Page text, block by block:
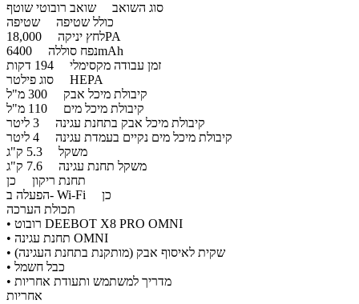
סוג השואב שואב רובוטי שוטף
כולל שטיפה שטיפה
לחץ יניקה18,000PA
נפח סוללה6400mAh
זמן עבודה מקסימלי
סוג פילטר HEPA
קיבולת מיכל אבק
קיבולת מיכל מים
קיבולת מיכל אבק בתחנת עגינה
קיבולת מיכל מים נקיים בעמדת עגינה
משקל
משקל תחנת עגינה
תחנת ריקון כן
הפעלה ב- Wi-Fi
כן
תכולת הערכה
•
רובוט DEEBOT X8 PRO OMNI
•
תחנת עגינה OMNI
• שקית לאיסוף אבק (מותקנת בתחנת העגינה)
• כבל חשמל
• מדריך למשתמש ותעודת אחריות
אחריות